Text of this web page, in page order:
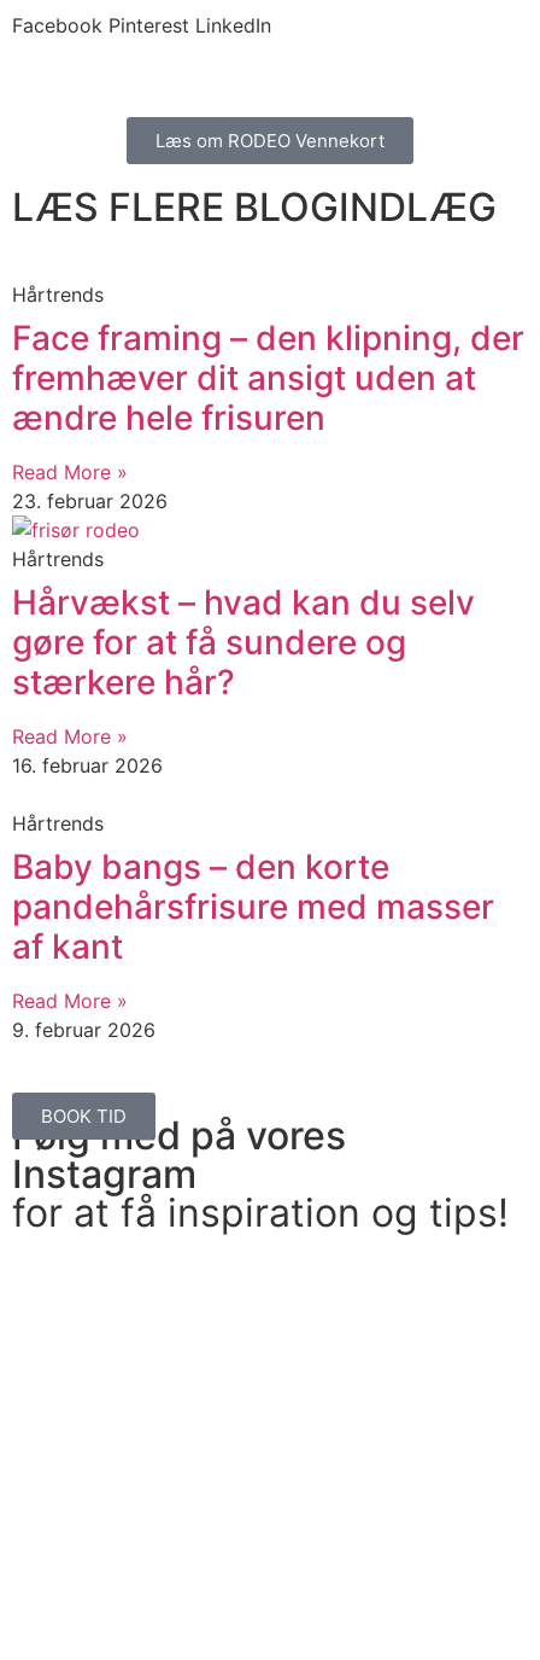
Facebook Pinterest LinkedIn
Læs om RODEO Vennekort
LÆS FLERE BLOGINDLÆG
Hårtrends
​​Face framing – den klipning, der
fremhæver dit ansigt uden at
ændre hele frisuren
Read More »
23. februar 2026
Hårtrends
Hårvækst – hvad kan du selv
gøre for at få sundere og
stærkere hår?
Read More »
16. februar 2026
Hårtrends
Baby bangs – den korte
pandehårsfrisure med masser
af kant
Read More »
9. februar 2026
BOOK TID
Følg med på vores
Instagram
for at få inspiration og tips!